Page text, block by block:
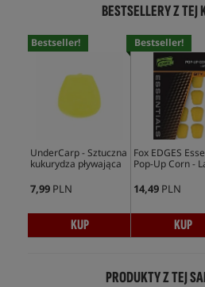
BESTSELLERY Z TEJ
Bestseller!
UnderCarp - Sztuczna
kukurydza pływająca
7,99 PLN
KUP
Bestseller!
Fox EDGES
Pop-Up Corn -
14,49 PLN
KUP
PRODUKTY Z TEJ